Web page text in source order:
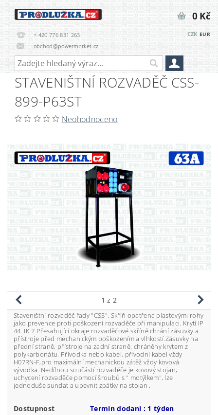
+ 420 776 831 263
obchod@powermarket.cz
CZK EUR
0 Kč
STAVENIŠTNÍ ROZVADĚČ CSS-
899-P63ST
Neohodnoceno
1 z 2
Staveništní rozvaděč řady "CSS". Skříň opatřena plastovými rohy
jako prevence proti poškození rozvaděče při manipulaci. Krytí IP
44. IK 7.Přesahující okraje rozvaděčové skříně chrání zásuvky a
přístroje před mechanickým poškozením a vlhkostí.Zásuvky na
přední straně, přístroje na zadní straně, chráněny krytem z
polykarbonátu. Přívodka nebo kabel, přívodní kabel vždy
H07RN-F,pro maximální mechanickou zátěž vždy kovová
vývodka. Nedílnou součástí rozvaděče je kovový stojan,
uchycení rozvaděče pomocí šroubů s " motýlkem", lze
jednoduše sundat a upevnit zpátky na stojan .
Dostupnost Termin dodaní : 1 týden